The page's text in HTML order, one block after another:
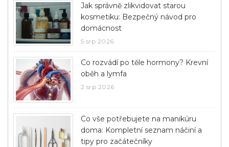
Jak správně zlikvidovat starou
kosmetiku: Bezpečný návod pro
domácnost
5 srp 2026
Co rozvádí po těle hormony? Krevní
oběh a lymfa
2 srp 2026
Co vše potřebujete na manikúru
doma: Kompletní seznam náčiní a
tipy pro začátečníky